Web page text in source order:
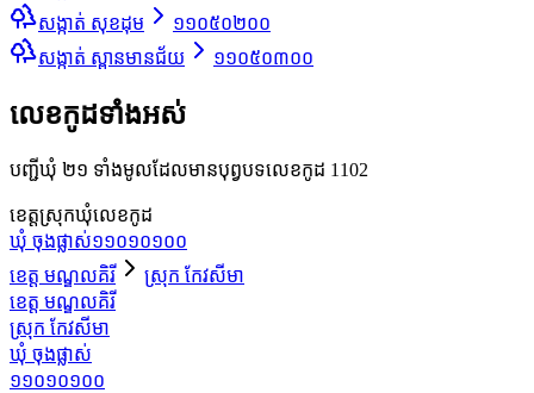
សង្កាត់ សុខដុម
១១០៥០២០០
សង្កាត់ ស្ពានមានជ័យ
១១០៥០៣០០
លេខកូដទាំងអស់
បញ្ជីឃុំ ២១ ទាំងមូលដែលមានបុព្វបទលេខកូដ 1102
ខេត្តស្រុកឃុំលេខកូដ
ឃុំ ចុងផ្លាស់១១០១០១០០
ខេត្ត មណ្ឌលគិរី
ស្រុក កែវសីមា
ខេត្ត មណ្ឌលគិរី
ស្រុក កែវសីមា
ឃុំ ចុងផ្លាស់
១១០១០១០០